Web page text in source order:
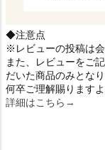
◆注意点
※レビューの投稿は会
また、レビューをご
だいた商品のみとなり
何卒ご理解賜ります
詳細はこちら→